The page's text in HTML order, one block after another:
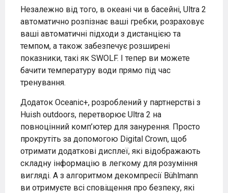
Незалежно від того, в океані чи в басейні, Ultra 2
автоматично розпізнає ваші гребки, розраховує
ваші автоматичні підходи з дистанцією та
темпом, а також забезпечує розширені
показники, такі як SWOLF. І тепер ви можете
бачити температуру води прямо під час
тренування.
Додаток Oceanic+, розроблений у партнерстві з
Huish outdoors, перетворює Ultra 2 на
повноцінний комп’ютер для занурення. Просто
прокрутіть за допомогою Digital Crown, щоб
отримати додаткові дисплеї, які відображають
складну інформацію в легкому для розуміння
вигляді. А з алгоритмом декомпресії Bühlmann
ви отримуєте всі сповіщення про безпеку, які